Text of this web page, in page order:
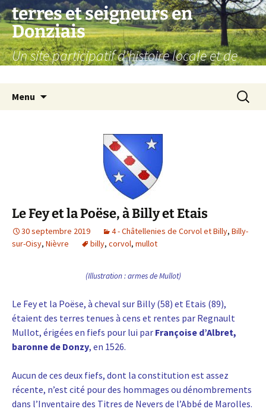
Aller
au
contenu
terres et seigneurs en
Donziais
Un site participatif d'histoire locale et de
Menu
Le Fey et la Poëse, à Billy et Etais
30 septembre 2019 4 - Châtellenies de Corvol et Billy, Billy-
sur-Oisy, Nièvre billy, corvol, mullot
(Illustration : armes de Mullot)
Le Fey et la Poëse, à cheval sur Billy (58) et Etais (89),
étaient des terres tenues à cens et rentes par Regnault
Mullot, érigées en fiefs pour lui par Françoise d’Albret,
baronne de Donzy, en 1526.
Aucun de ces deux fiefs, dont la constitution est assez
récente, n’est cité pour des hommages ou dénombrements
dans l’Inventaire des Titres de Nevers de l’Abbé de Marolles.